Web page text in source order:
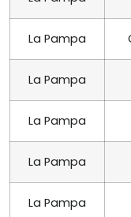
La Pampa
La Pampa
La Pampa
La Pampa
La Pampa